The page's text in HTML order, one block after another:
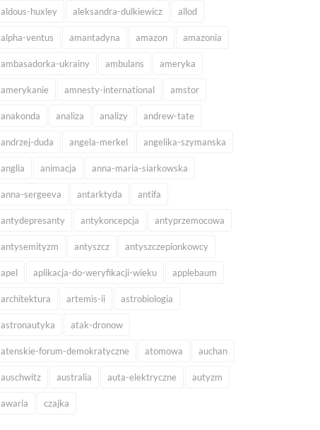
aldous-huxley aleksandra-dulkiewicz allod
alpha-ventus amantadyna amazon amazonia
ambasadorka-ukrainy ambulans ameryka
amerykanie amnesty-international amstor
anakonda analiza analizy andrew-tate
andrzej-duda angela-merkel angelika-szymanska
anglia animacja anna-maria-siarkowska
anna-sergeeva antarktyda antifa
antydepresanty antykoncepcja antyprzemocowa
antysemityzm antyszcz antyszczepionkowcy
apel aplikacja-do-weryfikacji-wieku applebaum
architektura artemis-ii astrobiologia
astronautyka atak-dronow
atenskie-forum-demokratyczne atomowa auchan
auschwitz australia auta-elektryczne autyzm
awaria czajka